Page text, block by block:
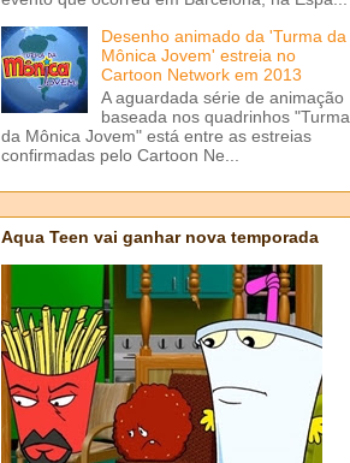
Desenho animado da 'Turma da
Mônica Jovem' estreia no
Cartoon Network em 2013
A aguardada série de animação
baseada nos quadrinhos "Turma
da Mônica Jovem" está entre as estreias
confirmadas pelo Cartoon Ne...
Aqua Teen vai ganhar nova temporada